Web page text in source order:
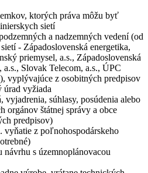
ktorých práva môžu byť
sietí
a nadzemných vedení (od
- Západoslovenská energetika,
priemysel, a.s., Západoslovenská
Slovak Telecom, a.s., ÚPC
vyplývajúce z osobitných predpisov
úrad vyžiada
vyjadrenia, súhlasy, posúdenia alebo
orgánov štátnej správy a obce
predpisov)
vyňatie z poľnohospodárskeho
návrhu s územnoplánovacou